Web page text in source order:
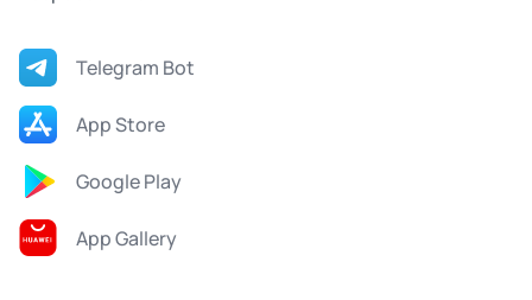
Telegram Bot
App Store
Google Play
App Gallery